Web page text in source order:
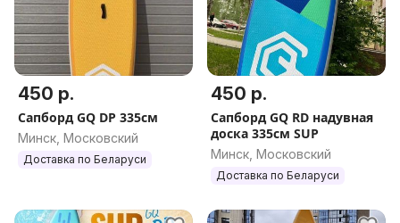
450 р.
Сапборд GQ DP 335см
Минск, Московский
Доставка по Беларуси
450 р.
Сапборд GQ RD надувная
доска 335см SUP
Минск, Московский
Доставка по Беларуси